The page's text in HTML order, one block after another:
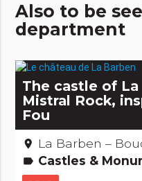
Also to be
department
The castle of
Mistral Rock,
Fou
place La Barben –
label Castles &